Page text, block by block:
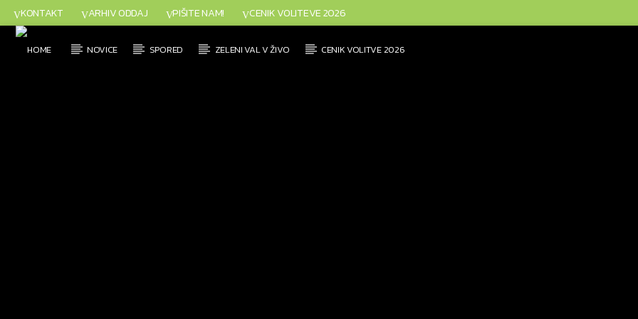
KONTAKT ARHIV ODDAJ PIŠITE NAM! CENIK VOLITEVE 2026
NOVICE SPORED ZELENI VAL V ŽIVO CENIK VOLITVE 2026